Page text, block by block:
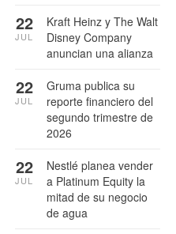
Kraft Heinz y The Walt
Disney Company
anuncian una alianza
22
JUL
Gruma publica su
reporte financiero del
segundo trimestre de
2026
22
JUL
Nestlé planea vender
a Platinum Equity la
mitad de su negocio
de agua
22
JUL